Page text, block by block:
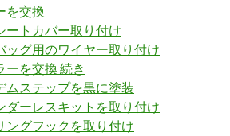
を交換
ートカバー取り付け
ッグ用のワイヤー取り付け
ーを交換 続き
ムステップを黒に塗装
ダーレスキットを取り付け
ングフックを取り付け